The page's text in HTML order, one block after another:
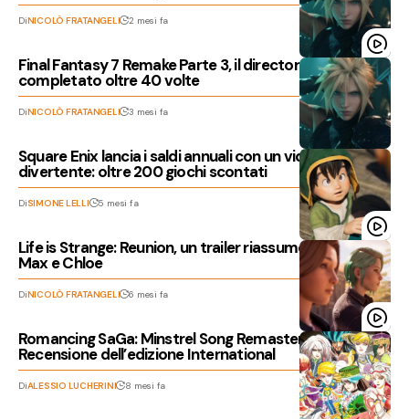
DiNICOLÒ FRATANGELI 2 mesi fa
Final Fantasy 7 Remake Parte 3, il director lo ha già
completato oltre 40 volte
DiNICOLÒ FRATANGELI 3 mesi fa
Square Enix lancia i saldi annuali con un video
divertente: oltre 200 giochi scontati
DiSIMONE LELLI 5 mesi fa
Life is Strange: Reunion, un trailer riassume la storia di
Max e Chloe
DiNICOLÒ FRATANGELI 6 mesi fa
Romancing SaGa: Minstrel Song Remastered,
Recensione dell’edizione International
DiALESSIO LUCHERINI 8 mesi fa